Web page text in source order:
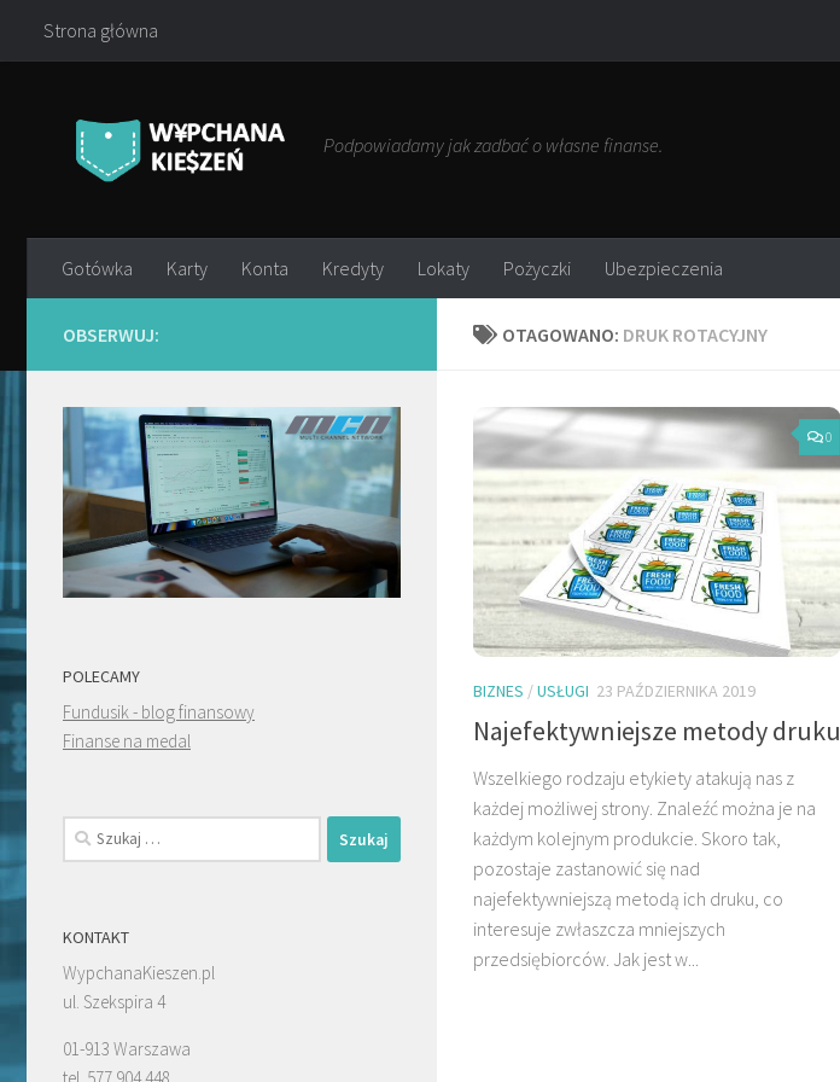
Przejdź do treści
Strona główna
Podpowiadamy jak zadbać o własne finanse.
Gotówka Karty Konta Kredyty Lokaty Pożyczki Ubezpieczenia
OTAGOWANO: DRUK ROTACYJNY
0
BIZNES /USŁUGI 23 PAŹDZIERNIKA 2019
Najefektywniejsze metody druku
Wszelkiego rodzaju etykiety atakują nas z
każdej możliwej strony. Znaleźć można je na
każdym kolejnym produkcie. Skoro tak,
pozostaje zastanowić się nad
najefektywniejszą metodą ich druku, co
interesuje zwłaszcza mniejszych
przedsiębiorców. Jak jest w...
OBSERWUJ:
POLECAMY
Fundusik - blog finansowy
Finanse na medal
Szukaj:
KONTAKT
WypchanaKieszen.pl
ul. Szekspira 4
01-913 Warszawa